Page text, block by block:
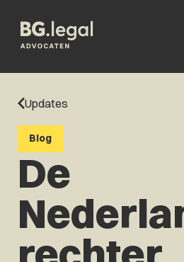
Updates
Blog
De